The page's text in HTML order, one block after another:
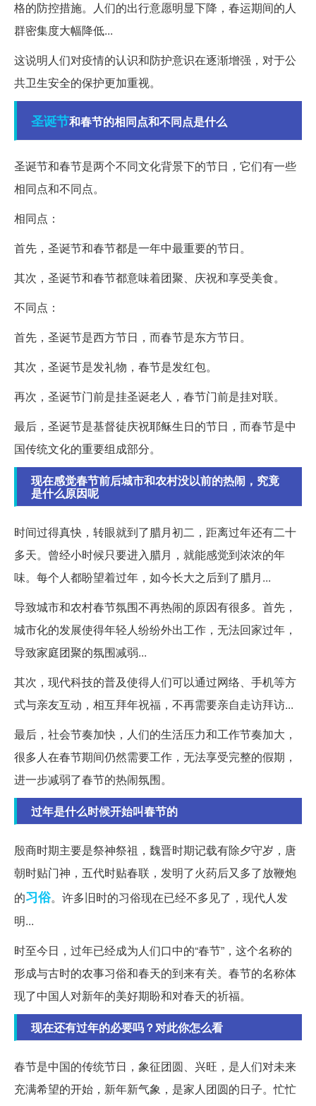
格的防控措施。人们的出行意愿明显下降，春运期间的人
群密集度大幅降低...
这说明人们对疫情的认识和防护意识在逐渐增强，对于公
共卫生安全的保护更加重视。
圣诞节和春节的相同点和不同点是什么
圣诞节和春节是两个不同文化背景下的节日，它们有一些
相同点和不同点。
相同点：
首先，圣诞节和春节都是一年中最重要的节日。
其次，圣诞节和春节都意味着团聚、庆祝和享受美食。
不同点：
首先，圣诞节是西方节日，而春节是东方节日。
其次，圣诞节是发礼物，春节是发红包。
再次，圣诞节门前是挂圣诞老人，春节门前是挂对联。
最后，圣诞节是基督徒庆祝耶稣生日的节日，而春节是中
国传统文化的重要组成部分。
现在感觉春节前后城市和农村没以前的热闹，究竟
是什么原因呢
时间过得真快，转眼就到了腊月初二，距离过年还有二十
多天。曾经小时候只要进入腊月，就能感觉到浓浓的年
味。每个人都盼望着过年，如今长大之后到了腊月...
导致城市和农村春节氛围不再热闹的原因有很多。首先，
城市化的发展使得年轻人纷纷外出工作，无法回家过年，
导致家庭团聚的氛围减弱...
其次，现代科技的普及使得人们可以通过网络、手机等方
式与亲友互动，相互拜年祝福，不再需要亲自走访拜访...
最后，社会节奏加快，人们的生活压力和工作节奏加大，
很多人在春节期间仍然需要工作，无法享受完整的假期，
进一步减弱了春节的热闹氛围。
过年是什么时候开始叫春节的
殷商时期主要是祭神祭祖，魏晋时期记载有除夕守岁，唐
朝时贴门神，五代时贴春联，发明了火药后又多了放鞭炮
的习俗。许多旧时的习俗现在已经不多见了，现代人发
明...
时至今日，过年已经成为人们口中的“春节”，这个名称的
形成与古时的农事习俗和春天的到来有关。春节的名称体
现了中国人对新年的美好期盼和对春天的祈福。
现在还有过年的必要吗？对此你怎么看
春节是中国的传统节日，象征团圆、兴旺，是人们对未来
充满希望的开始，新年新气象，是家人团圆的日子。忙忙